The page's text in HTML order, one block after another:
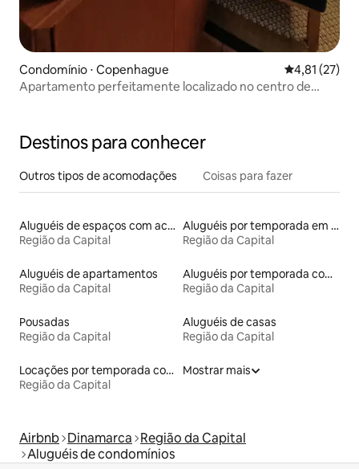
Condomínio ⋅ Copenhague 4,81 de uma
4,81 (27)
Apartamento perfeitamente localizado no centro de
Destinos para conhecer
Outros tipos de acomodações Coisas para fazer
Aluguéis de espaços com acesso direto a pistas de esqui
Região da Capital
Aluguéis por temporada em albergue
Região da Capital
Aluguéis de apartamentos
Região da Capital
Aluguéis por temporada com caiaque
Região da Capital
Pousadas
Região da Capital
Aluguéis de casas
Região da Capital
Locações por temporada com piscina
Região da Capital
Mostrar mais
Airbnb Dinamarca Região da Capital
Aluguéis de condomínios